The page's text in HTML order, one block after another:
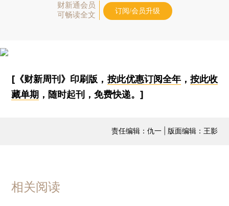
财新通会员
可畅读全文
订阅/会员升级
[《财新周刊》印刷版， 按此优惠订阅全年， 按此收
藏单期 ，随时起刊，免费快递。]
责任编辑：仇一 | 版面编辑：王影
相关阅读